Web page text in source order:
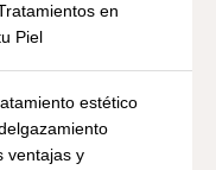
en
Piel
estético
ventajas y